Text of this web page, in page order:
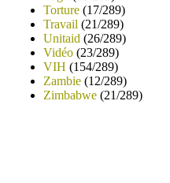
Torture (17/289)
Travail (21/289)
Unitaid (26/289)
Vidéo (23/289)
VIH (154/289)
Zambie (12/289)
Zimbabwe (21/289)